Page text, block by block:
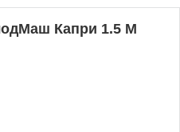
Капри 1.5 М